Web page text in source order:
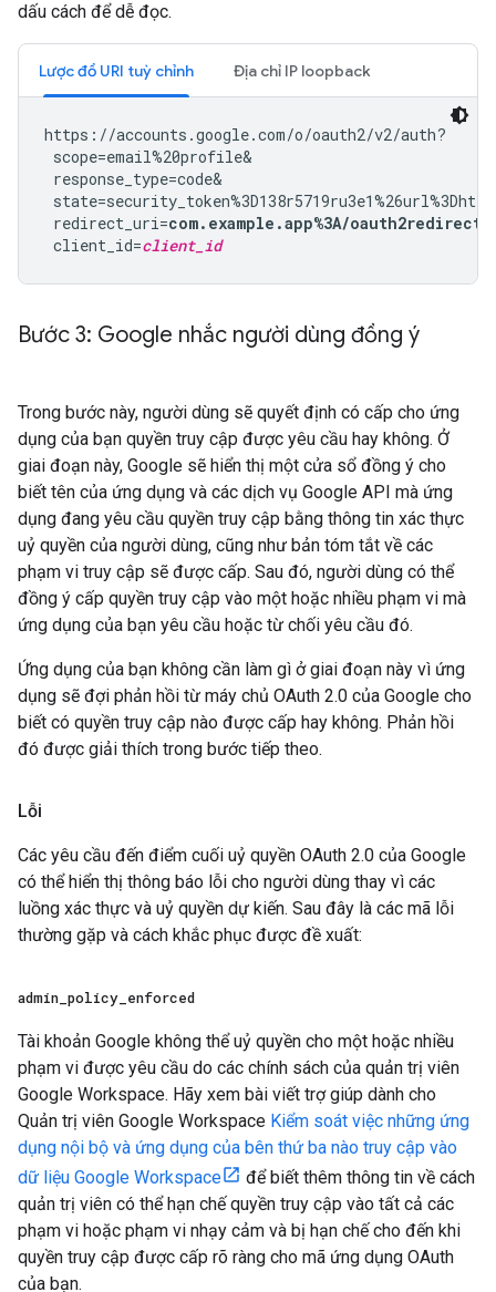
dấu cách để dễ đọc.
Lược đồ URI tuỳ chỉnh Địa chỉ IP loopback
https://accounts.google.com/o/oauth2/v2/auth?
scope=email%20profile&
response_type=code&
redirect_uri=com.example.app%3A/oauth2redirect
client_id=client_id
Bước 3: Google nhắc người dùng đồng ý
Trong bước này, người dùng sẽ quyết định có cấp cho ứng
dụng của bạn quyền truy cập được yêu cầu hay không. Ở
giai đoạn này, Google sẽ hiển thị một cửa sổ đồng ý cho
biết tên của ứng dụng và các dịch vụ Google API mà ứng
dụng đang yêu cầu quyền truy cập bằng thông tin xác thực
uỷ quyền của người dùng, cũng như bản tóm tắt về các
phạm vi truy cập sẽ được cấp. Sau đó, người dùng có thể
đồng ý cấp quyền truy cập vào một hoặc nhiều phạm vi mà
ứng dụng của bạn yêu cầu hoặc từ chối yêu cầu đó.
Ứng dụng của bạn không cần làm gì ở giai đoạn này vì ứng
dụng sẽ đợi phản hồi từ máy chủ OAuth 2.0 của Google cho
biết có quyền truy cập nào được cấp hay không. Phản hồi
đó được giải thích trong bước tiếp theo.
Lỗi
Các yêu cầu đến điểm cuối uỷ quyền OAuth 2.0 của Google
có thể hiển thị thông báo lỗi cho người dùng thay vì các
luồng xác thực và uỷ quyền dự kiến. Sau đây là các mã lỗi
thường gặp và cách khắc phục được đề xuất:
admin policy enforced
Tài khoản Google không thể uỷ quyền cho một hoặc nhiều
phạm vi được yêu cầu do các chính sách của quản trị viên
Google Workspace. Hãy xem bài viết trợ giúp dành cho
Quản trị viên Google Workspace Kiểm soát việc những ứng
dụng nội bộ và ứng dụng của bên thứ ba nào truy cập vào
dữ liệu Google Workspace
để biết thêm thông tin về cách
quản trị viên có thể hạn chế quyền truy cập vào tất cả các
phạm vi hoặc phạm vi nhạy cảm và bị hạn chế cho đến khi
quyền truy cập được cấp rõ ràng cho mã ứng dụng OAuth
của bạn.